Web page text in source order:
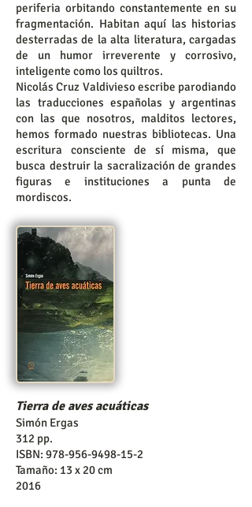
periferia orbitando constantemente en su
fragmentación. Habitan aquí las historias
desterradas de la alta literatura, cargadas
de un humor irreverente y corrosivo,
inteligente como los quiltros.
Nicolás Cruz Valdivieso escribe parodiando
las traducciones españolas y argentinas
con las que nosotros, malditos lectores,
hemos formado nuestras bibliotecas. Una
escritura consciente de sí misma, que
busca destruir la sacralización de grandes
figuras e instituciones a punta de
mordiscos.​
Tierra de aves acuáticas
Simón Ergas
312 pp.
ISBN: 978-956-9498-15-2
Tamaño: 13 x 20 cm
2016